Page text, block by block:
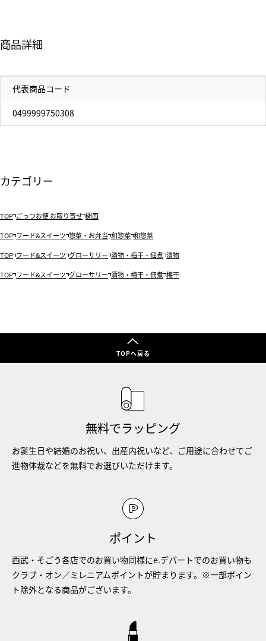
商品詳細
代表商品コード
0499999750308
カテゴリー
TOP ごっつお便 お取り寄せ 関西
TOP フード&スイーツ 惣菜・お弁当 和惣菜 和惣菜
TOP フード&スイーツ グローサリー 漬物・梅干・佃煮 漬物
TOP フード&スイーツ グローサリー 漬物・梅干・佃煮 梅干
TOPへ戻る
無料でラッピング
お誕生日や結婚のお祝い、出産内祝いなど、ご用途に合わせてご
進物体裁などを無料でお選びいただけます。
ポイント
西武・そごう各店でのお買い物同様にe.デパートでのお買い物も
クラブ・オン／ミレニアムポイントが貯まります。※一部ポイン
ト除外となる商品がございます。